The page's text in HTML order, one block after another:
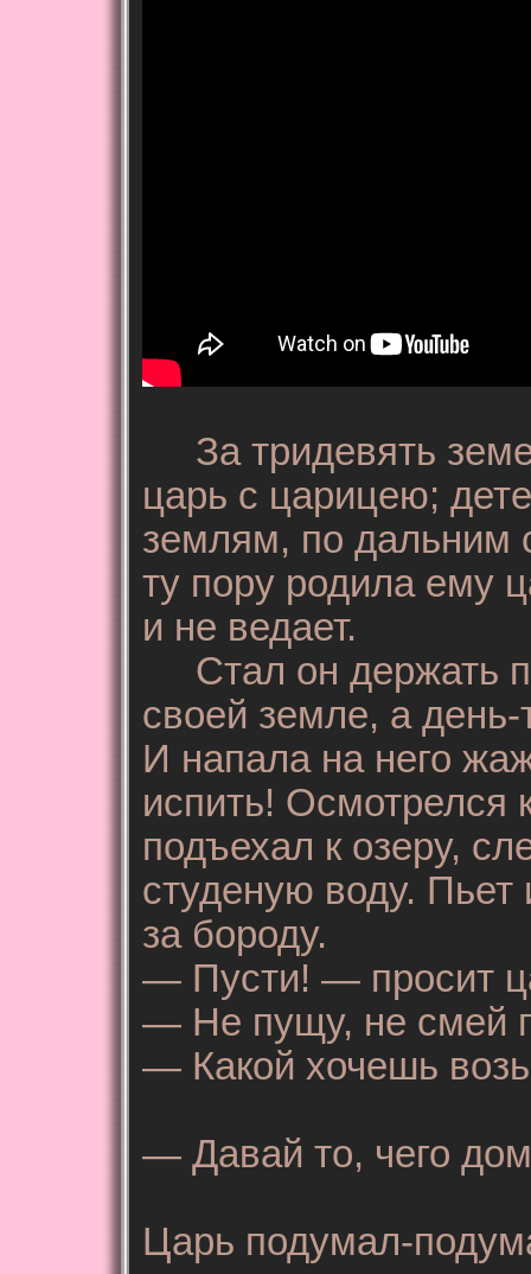
За тридевять
царь с царицею;
землям, по дальним
ту пору родила ему
и не ведает.
Стал он держать
своей земле, а
И напала на него
испить! Осмотрелся
подъехал к озеру,
студеную воду. Пьет
за бороду.
— Пусти! — просит
— Не пущу, не смей
— Какой хочешь
— Давай то, чего
Царь подумал-